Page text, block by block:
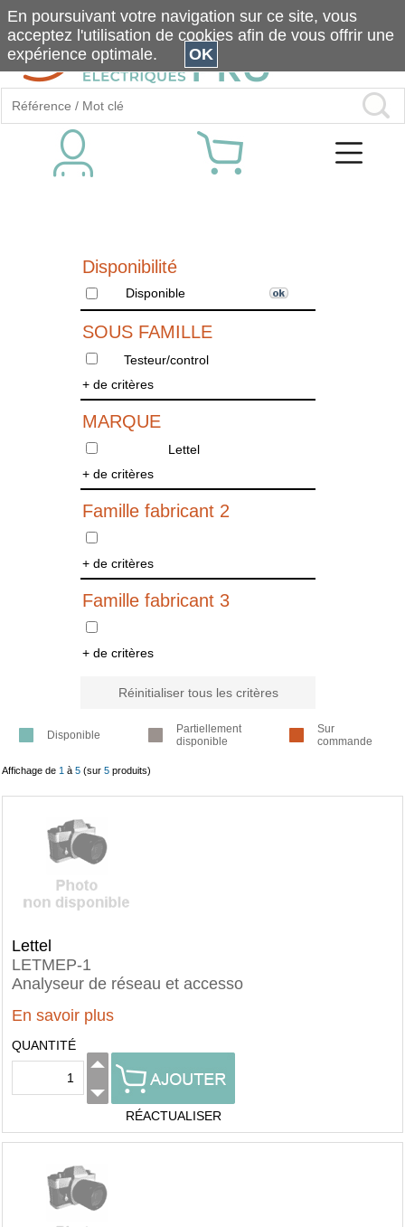
Disponibilité
Disponible
SOUS FAMILLE
Testeur/control
+ de critères
MARQUE
Lettel
+ de critères
Famille fabricant 2
+ de critères
Famille fabricant 3
+ de critères
Réinitialiser tous les critères
Disponible
Partiellement
disponible
Sur
commande
Affichage de 1 à 5 (sur 5 produits)
Lettel
LETMEP-1
Analyseur de réseau et accesso
En savoir plus
QUANTITÉ
RÉACTUALISER
En poursuivant votre navigation sur ce site, vous
acceptez l'utilisation de cookies afin de vous offrir une
expérience optimale.
OK